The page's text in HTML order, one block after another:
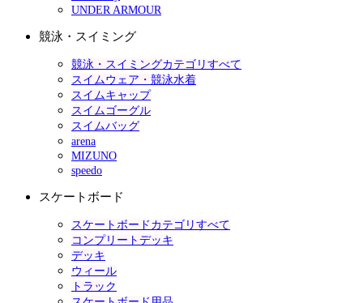
UNDER ARMOUR
競泳・スイミング
競泳・スイミングカテゴリすべて
スイムウェア・競泳水着
スイムキャップ
スイムゴーグル
スイムバッグ
arena
MIZUNO
speedo
スケートボード
スケートボードカテゴリすべて
コンプリートデッキ
デッキ
ウィール
トラック